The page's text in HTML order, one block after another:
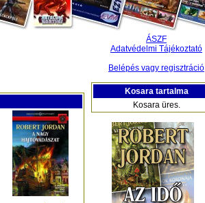
ÁSZF
Adatvédelmi Tájékoztató
Belépés vagy regisztráció
Kosara tartalma
Kosara üres.